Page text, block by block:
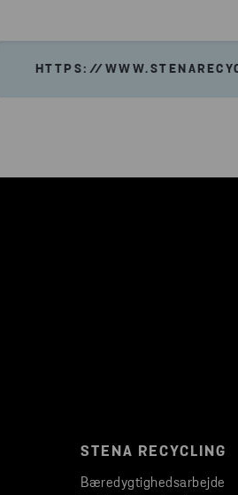
HTTPS://
STENA RECYCLING
Bæredygtighedsarbejde